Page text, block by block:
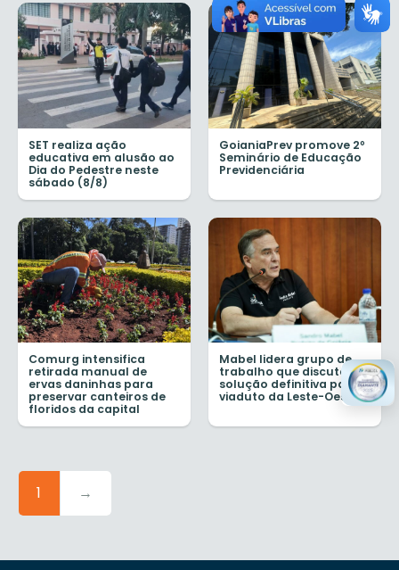
SET realiza ação
educativa em alusão ao
Dia do Pedestre neste
sábado (8/8)
GoianiaPrev promove 2º
Seminário de Educação
Previdenciária
Comurg intensifica
retirada manual de
ervas daninhas para
preservar canteiros de
floridos da capital
Mabel lidera grupo de
trabalho que discute
solução definitiva para
viaduto da Leste-Oeste
1 →